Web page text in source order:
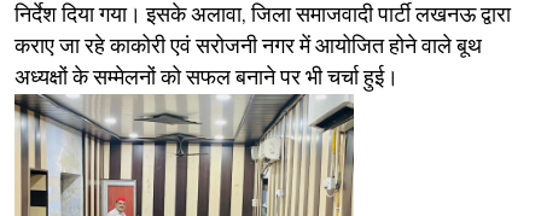
निर्देश दिया गया। इसके अलावा, जिला समाजवादी पार्टी लखनऊ द्वारा
कराए जा रहे काकोरी एवं सरोजनी नगर में आयोजित होने वाले बूथ
अध्यक्षों के सम्मेलनों को सफल बनाने पर भी चर्चा हुई।